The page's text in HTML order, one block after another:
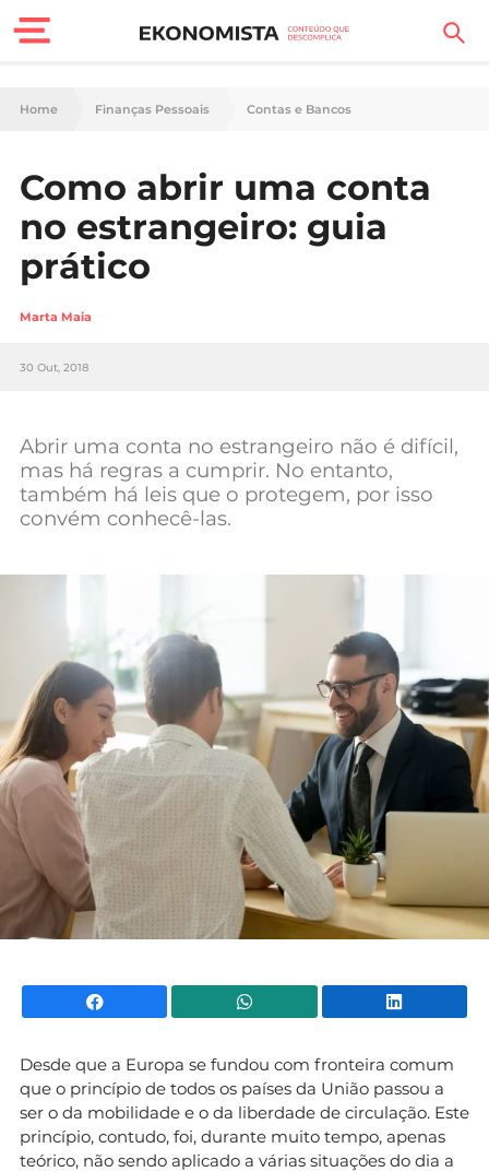
Finanças Pessoais
Carreira
Casa
Lifestyle
Sociedade
Negócios
Mundial 2026
Home Finanças Pessoais Contas e Bancos
Como abrir uma conta
no estrangeiro: guia
prático
Marta Maia
30 Out, 2018
Abrir uma conta no estrangeiro não é difícil,
mas há regras a cumprir. No entanto,
também há leis que o protegem, por isso
convém conhecê-las.
Facebook WhatsApp
Desde que a Europa se fundou com fronteira comum
que o princípio de todos os países da União passou a
ser o da mobilidade e o da liberdade de circulação. Este
princípio, contudo, foi, durante muito tempo, apenas
teórico, não sendo aplicado a várias situações do dia a